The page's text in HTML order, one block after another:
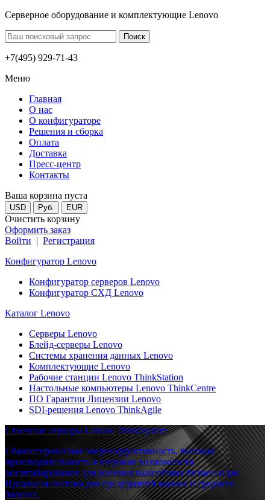
Серверное оборудование и комплектующие Lenovo
+7(495) 929-71-43
Меню
Главная
О нас
О конфигураторе
Решения и сборка
Оплата
Доставка
Пресс-центр
Контакты
Ваша корзина пуста
USD Руб. EUR
Очистить корзину
Оформить заказ
Войти | Регистрация
Конфигуратор Lenovo
Конфигуратор серверов Lenovo
Конфигуратор СХД Lenovo
Каталог Lenovo
Серверы Lenovo
Блейд-серверы Lenovo
Системы хранения данных Lenovo
Комплектующие Lenovo
Рабочие станции Lenovo ThinkStation
Настольные компьютеры Lenovo ThinkCentre
ПО Гарантии Лицензии Lenovo
SDI-решения Lenovo ThinkAgile
Стоечные серверы Lenovo ThinkSystem
Сбалансированная энергоэффективность, высокая
производительность и широкие возможности
масштабирования для решения важнейших бизнес-задач.
Идеальная система для предприятий малого и среднего
бизнеса.